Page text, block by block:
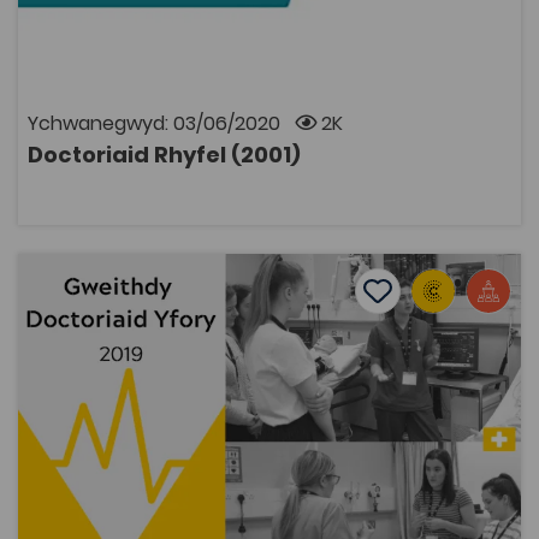
Ychwanegwyd: 03/06/2020 2K
Doctoriaid Rhyfel (2001)
rhyfel. Oherwydd rhesymau hawlfraint bydd angen
Add to favourites
Dyddiad cyhoeddi: 2019 Add to favourites
Doctoriaid Yfory 2019
Tagiau
Iechyd
Meddygaeth
Adnodd Coleg Cymraeg
Sefydlwyd cynllun Doctoriaid Yfory mewn partneriaeth
â Llywodraeth Cymru, y Coleg Cymraeg Cenedlaethol